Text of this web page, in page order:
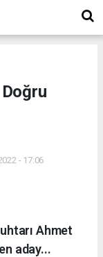
- 17:06
Ahmet
aday...